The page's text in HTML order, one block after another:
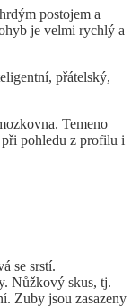
postojem a
je velmi rychlý a
přátelský,
Temeno
pohledu z profilu i
se srstí.
Nůžkový skus, tj.
Zuby jsou zasazeny